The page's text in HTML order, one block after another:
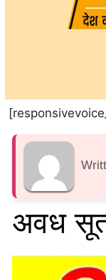
अवध